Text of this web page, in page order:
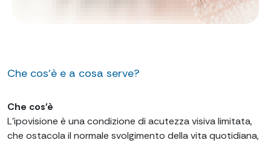
Che cos'è e a cosa serve?
Che cos'è
L’ipovisione è una condizione di acutezza visiva limitata,
che ostacola il normale svolgimento della vita quotidiana,